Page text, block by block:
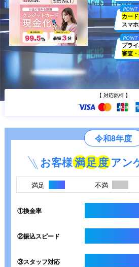
POINT
カー
スマ
POINT
プラ
審査
【 対応銘柄 】
令和8年度
お客様満足度 アン
満足 不満
①換金率
②振込スピード
③スタッフ対応